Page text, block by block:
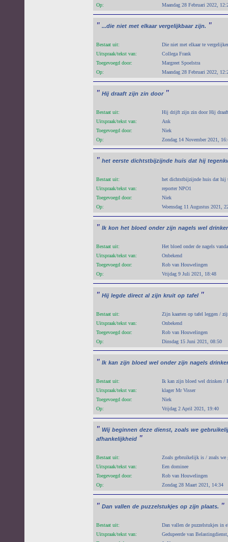
Op:
Maandag 28 Februari 2022,
" ...die niet met elkaar vergelijkbaar zijn. "
Bestaat uit:
Die niet met elkaar te
Uitspraak/tekst van:
Collega Frank
Toegevoegd door:
Margreet Spoelstra
Op:
Maandag 28 Februari 2022,
" Hij draaft zijn zin door "
Bestaat uit:
Hij drijft zijn zin door Hij
Uitspraak/tekst van:
Ank
Toegevoegd door:
Niek
Op:
Zondag 14 November 2021,
" het eerste dichtstbijzijnde huis dat hij
Bestaat uit:
het dichtstbijzijnde huis dat hij
Uitspraak/tekst van:
reporter NPO1
Toegevoegd door:
Niek
Op:
Woensdag 11 Augustus 2021,
" Ik kon het bloed onder zijn nagels wel
Bestaat uit:
Het bloed onder de nagels
Uitspraak/tekst van:
Onbekend
Toegevoegd door:
Rob van Houwelingen
Op:
Vrijdag 9 Juli 2021, 18:48
" Hij legde direct al zijn kruit op tafel "
Bestaat uit:
Zijn kaarten op tafel leggen /
Uitspraak/tekst van:
Onbekend
Toegevoegd door:
Rob van Houwelingen
Op:
Dinsdag 15 Juni 2021, 08:50
" Ik kan zijn bloed wel onder zijn nagels
Bestaat uit:
Ik kan zijn bloed wel drinken /
Uitspraak/tekst van:
klager Mr Visser
Toegevoegd door:
Niek
Op:
Vrijdag 2 April 2021, 19:40
" Wij beginnen deze dienst, zoals we
afhankelijkheid "
Bestaat uit:
Zoals gebruikelijk is / zoals we
Uitspraak/tekst van:
Een dominee
Toegevoegd door:
Rob van Houwelingen
Op:
Zondag 28 Maart 2021, 14:34
" Dan vallen de puzzelstukjes op zijn plaats. "
Bestaat uit:
Dan vallen de puzzelstukjes in
Uitspraak/tekst van:
Gedupeerde van